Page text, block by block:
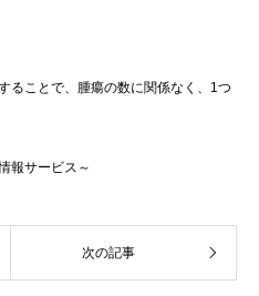
ることで、腫瘍の数に関係なく、1つ
報サービス～
次の記事